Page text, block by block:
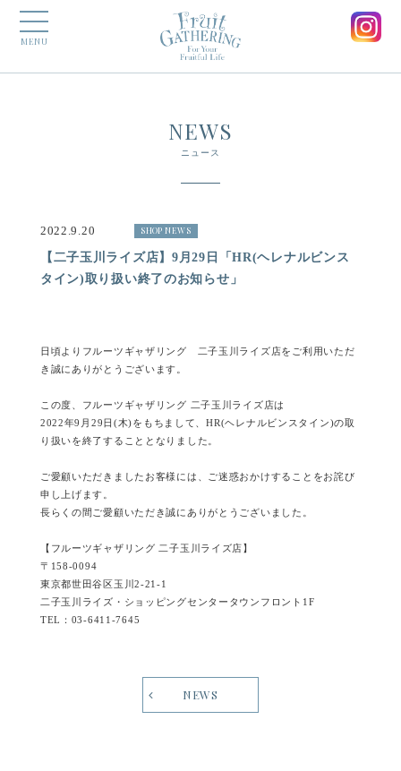
MENU
NEWS
ニュース
2022.9.20 SHOP NEWS
【二子玉川ライズ店】9月29日「HR(ヘレナルビンス
タイン)取り扱い終了のお知らせ」
日頃よりフルーツギャザリング 二子玉川ライズ店をご利用いただ
き誠にありがとうございます。
この度、フルーツギャザリング 二子玉川ライズ店は
2022年9月29日(木)をもちまして、HR(ヘレナルビンスタイン)の取
り扱いを終了することとなりました。
ご愛顧いただきましたお客様には、ご迷惑おかけすることをお詫び
申し上げます。
長らくの間ご愛顧いただき誠にありがとうございました。
【フルーツギャザリング 二子玉川ライズ店】
〒158-0094
東京都世田谷区玉川2-21-1
二子玉川ライズ・ショッピングセンタータウンフロント1F
TEL：03-6411-7645
NEWS